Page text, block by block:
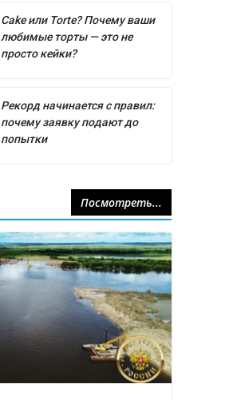
Cake или Torte? Почему ваши
любимые торты — это не
просто кейки?
Рекорд начинается с правил:
почему заявку подают до
попытки
Посмотреть...